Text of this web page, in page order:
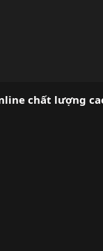
chất lượng